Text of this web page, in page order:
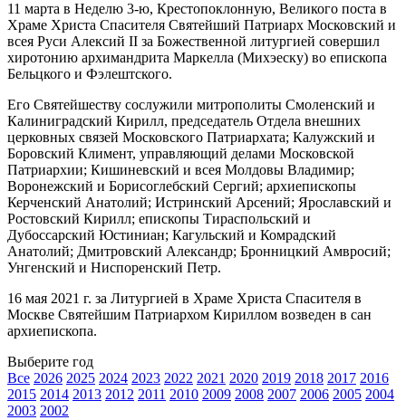
11 марта в Неделю 3-ю, Крестопоклонную, Великого поста в
Храме Христа Спасителя Святейший Патриарх Московский и
всея Руси Алексий II за Божественной литургией совершил
хиротонию архимандрита Маркелла (Михэеску) во епископа
Бельцкого и Фэлештского.
Его Святейшеству сослужили митрополиты Смоленский и
Калиниградский Кирилл, председатель Отдела внешних
церковных связей Московского Патриархата; Калужский и
Боровский Климент, управляющий делами Московской
Патриархии; Кишиневский и всея Молдовы Владимир;
Воронежский и Борисоглебский Сергий; архиепископы
Керченский Анатолий; Истринский Арсений; Ярославский и
Ростовский Кирилл; епископы Тираспольский и
Дубоссарский Юстиниан; Кагульский и Комрадский
Анатолий; Дмитровский Александр; Бронницкий Амвросий;
Унгенский и Ниспоренский Петр.
16 мая 2021 г. за Литургией в Храме Христа Спасителя в
Москве Святейшим Патриархом Кириллом возведен в сан
архиепископа.
Выберите год
Все 2026 2025 2024 2023 2022 2021 2020 2019 2018 2017 2016
2015 2014 2013 2012 2011 2010 2009 2008 2007 2006 2005 2004
2003 2002